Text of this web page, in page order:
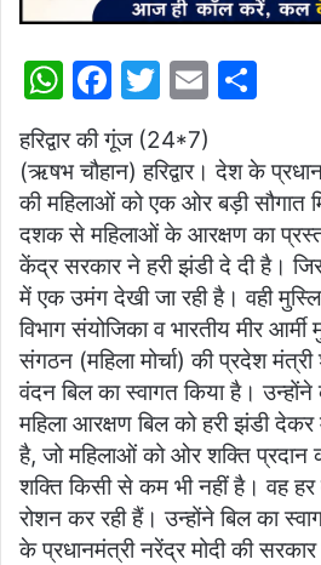
W
at
s
A
p
p
F
a
c
e
b
o
o
k
T
itt
er
E
ai
l
ar
e
हरिद्वार की गूंज (24*7)
(ऋषभ चौहान) हरिद्वार। देश के
की महिलाओं को एक ओर बड़ी सौगात
दशक से महिलाओं के आरक्षण का
केंद्र सरकार ने हरी झंडी दे दी है।
में एक उमंग देखी जा रही है। वही मुस्लिम
विभाग संयोजिका व भारतीय मीर आर्मी
संगठन (महिला मोर्चा) की प्रदेश
वंदन बिल का स्वागत किया है।
महिला आरक्षण बिल को हरी झंडी देकर
है, जो महिलाओं को ओर शक्ति
शक्ति किसी से कम भी नहीं है। वह हर
रोशन कर रही हैं। उन्होंने बिल का
के प्रधानमंत्री नरेंद्र मोदी की